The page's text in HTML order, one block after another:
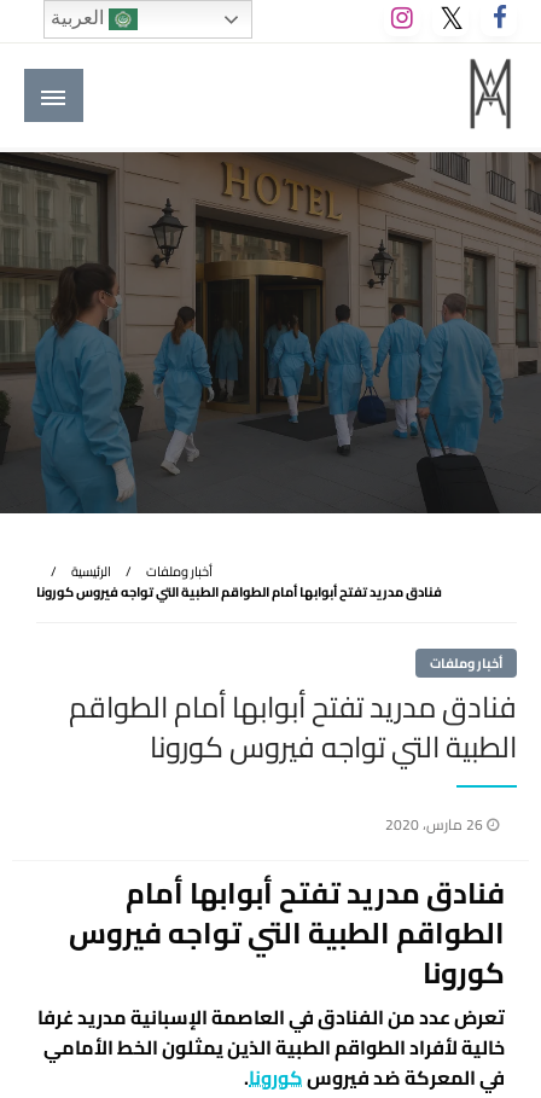
التخطي
إلى
المحتوى
M A hotels | إم ايه هوتيلز
الموقع الأول للعاملين في الفنادق في العالم العربي
الرئيسية
أخبار وملفات
فنادق مدريد تفتح أبوابها أمام الطواقم الطبية التي تواجه فيروس كورونا
أخبار وملفات
فنادق مدريد تفتح أبوابها أمام الطواقم
الطبية التي تواجه فيروس كورونا
نُشر
26 مارس، 2020
فنادق مدريد تفتح أبوابها أمام
الطواقم الطبية التي تواجه فيروس
كورونا
تعرض عدد من الفنادق في العاصمة الإسبانية مدريد غرفا
خالية لأفراد الطواقم الطبية الذين يمثلون الخط الأمامي
في المعركة ضد فيروسكورونا.
العربية